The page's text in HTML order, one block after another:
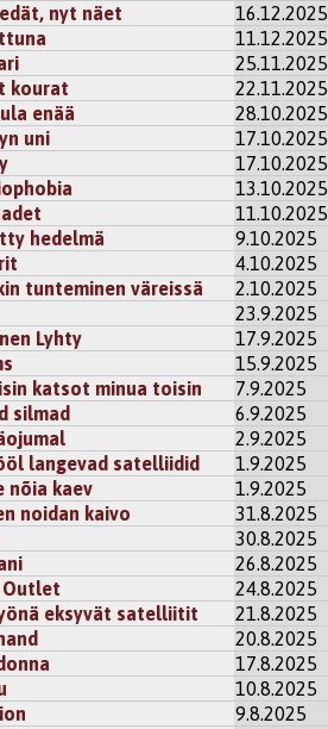
nyt näet 16.12.2025
11.12.2025
25.11.2025
kourat 22.11.2025
enää 28.10.2025
uni 17.10.2025
17.10.2025
13.10.2025
11.10.2025
hedelmä 9.10.2025
4.10.2025
tunteminen väreissä 2.10.2025
23.9.2025
Lyhty 17.9.2025
15.9.2025
katsot minua toisin 7.9.2025
silmad 6.9.2025
2.9.2025
langevad satelliidid 1.9.2025
nõia kaev 1.9.2025
noidan kaivo 31.8.2025
30.8.2025
26.8.2025
Outlet 24.8.2025
eksyvät satelliitit 21.8.2025
20.8.2025
17.8.2025
10.8.2025
9.8.2025